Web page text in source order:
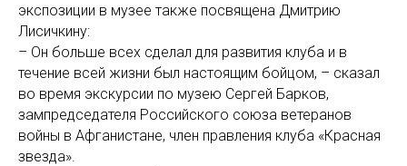
экспозиции в музее также посвящена Дмитрию
Лисичкину:
– Он больше всех сделал для развития клуба и в
течение всей жизни был настоящим бойцом, – сказал
во время экскурсии по музею Сергей Барков,
зампредседателя Российского союза ветеранов
войны в Афганистане, член правления клуба «Красная
звезда».